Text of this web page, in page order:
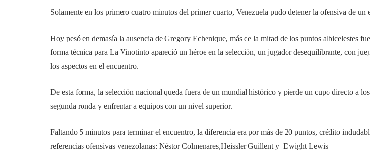
Solamente en los primero cuatro minutos del primer cuarto, Venezuela pudo detener la ofensiva de un
Hoy pesó en demasía la ausencia de Gregory Echenique, más de la mitad de los puntos albicelestes
forma técnica para La Vinotinto apareció un héroe en la selección, un jugador desequilibrante, con
los aspectos en el encuentro.
De esta forma, la selección nacional queda fuera de un mundial histórico y pierde un cupo directo a
segunda ronda y enfrentar a equipos con un nivel superior.
Faltando 5 minutos para terminar el encuentro, la diferencia era por más de 20 puntos, crédito
referencias ofensivas venezolanas: Néstor Colmenares,Heissler Guillent y Dwight Lewis.